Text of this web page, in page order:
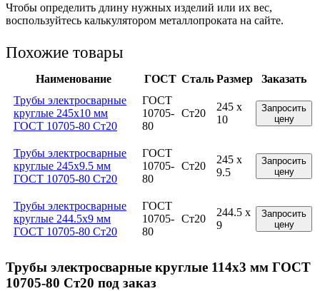
Чтобы определить длину нужных изделий или их вес,
воспользуйтесь калькулятором металлопроката на сайте.
Похожие товары
Наименование ГОСТ Сталь Размер
Заказать
Трубы электросварные
круглые 245x10 мм
ГОСТ 10705-80 Ст20
ГОСТ
10705-
80
Ст20
245 x
10
Запросить
цену
Трубы электросварные
круглые 245x9.5 мм
ГОСТ 10705-80 Ст20
ГОСТ
10705-
80
Ст20
245 x
9.5
Запросить
цену
Трубы электросварные
круглые 244.5x9 мм
ГОСТ 10705-80 Ст20
ГОСТ
10705-
80
Ст20
244.5 x
9
Запросить
цену
Трубы электросварные круглые 114x3 мм ГОСТ
10705-80 Ст20 под заказ